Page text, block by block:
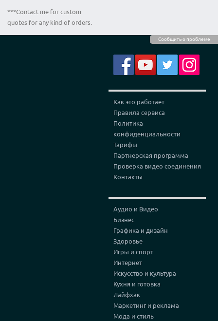
Сообщить о проблеме
***Contact me for custom
quotes for any kind of orders.
Как это работает
Правила сервиса
Политика
конфиденциальности
Тарифы
Партнерская программа
Проверка видео соединения
Контакты
Аудио и Видео
Бизнес
Графика и дизайн
Здоровье
Игры и спорт
Интернет
Искусство и культура
Кухня и готовка
Лайфхак
Маркетинг и реклама
Мода и стиль